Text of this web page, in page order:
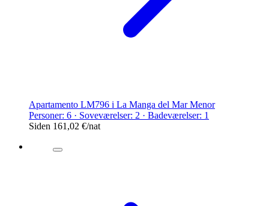
Apartamento LM796 i La Manga del Mar Menor
Personer: 6 · Soveværelser: 2 · Badeværelser: 1
Siden 161,02 €/nat